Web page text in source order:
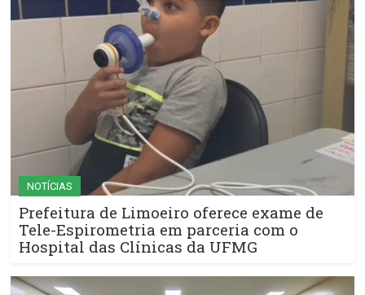
NOTÍCIAS
Prefeitura de Limoeiro oferece exame de
Tele-Espirometria em parceria com o
Hospital das Clínicas da UFMG